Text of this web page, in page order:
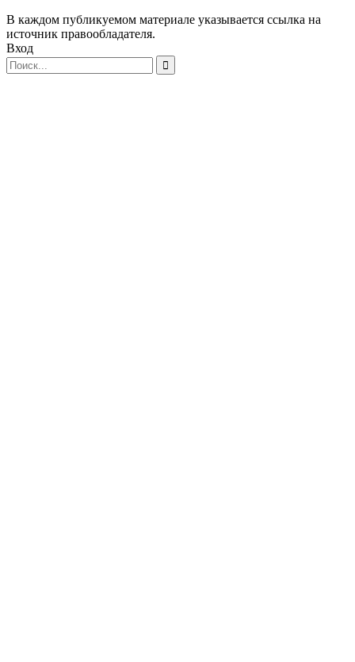
В каждом публикуемом материале указывается ссылка на
источник правообладателя.
Вход